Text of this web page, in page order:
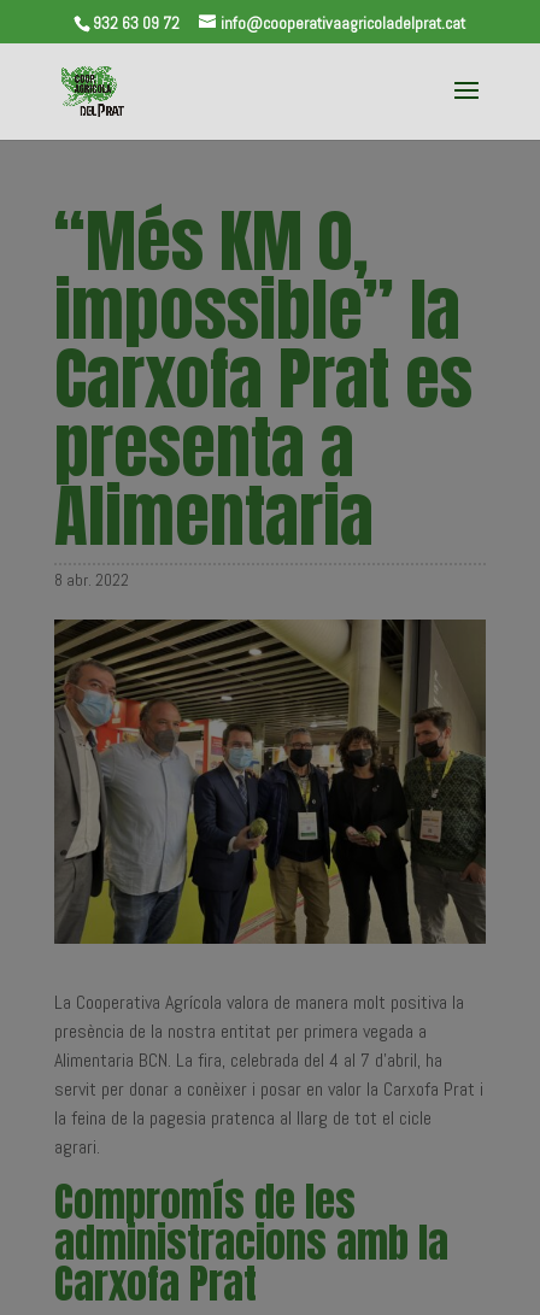
932 63 09 72 info@cooperativaagricoladelprat.cat
“Més KM 0,
impossible” la
Carxofa Prat es
presenta a
Alimentaria
8 abr. 2022
La Cooperativa Agrícola valora de manera molt positiva la
presència de la nostra entitat per primera vegada a
Alimentaria BCN. La fira, celebrada del 4 al 7 d’abril, ha
servit per donar a conèixer i posar en valor la Carxofa Prat i
la feina de la pagesia pratenca al llarg de tot el cicle
agrari.
Compromís de les
administracions amb la
Carxofa Prat